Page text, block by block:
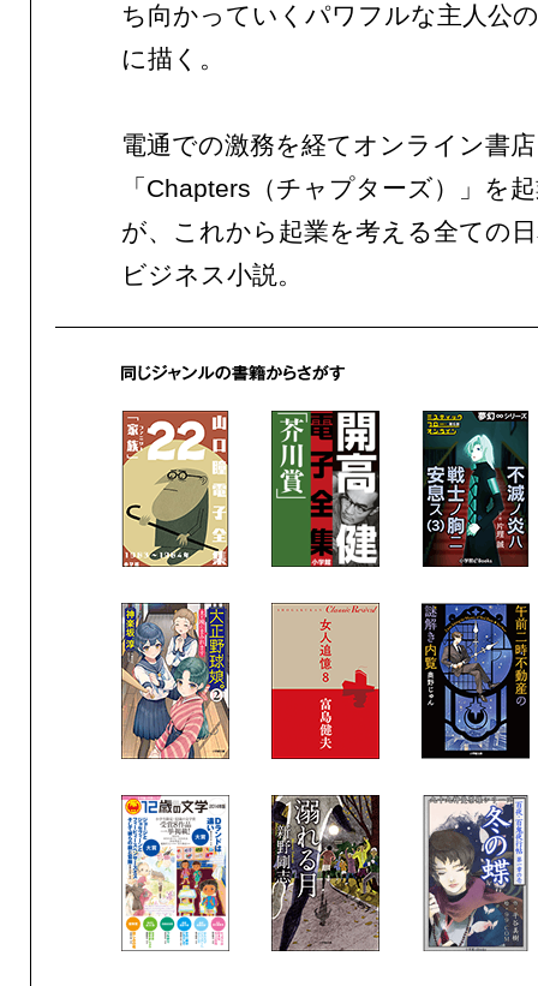
ち向かっていくパワフルな主人公
に描く。
電通での激務を経てオンライン書店
「Chapters（チャプターズ）」を
が、これから起業を考える全ての
ビジネス小説。